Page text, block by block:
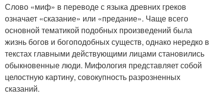
Слово «миф» в переводе с языка древних греков
означает «сказание» или «предание». Чаще всего
основной тематикой подобных произведений была
жизнь богов и богоподобных существ, однако нередко в
текстах главными действующими лицами становились
обыкновенные люди. Мифология представляет собой
целостную картину, совокупность разрозненных
сказаний.